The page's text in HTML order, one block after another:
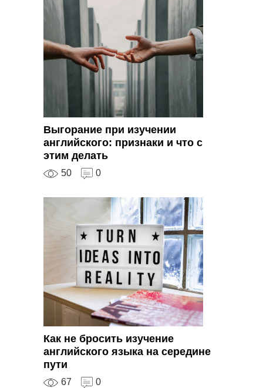
Выгорание при изучении
английского: признаки и что с
этим делать
50 0
Как не бросить изучение
английского языка на середине
пути
67 0